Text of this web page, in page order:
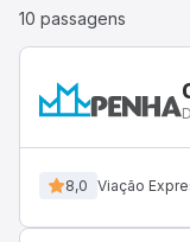
10 passagens
8,0